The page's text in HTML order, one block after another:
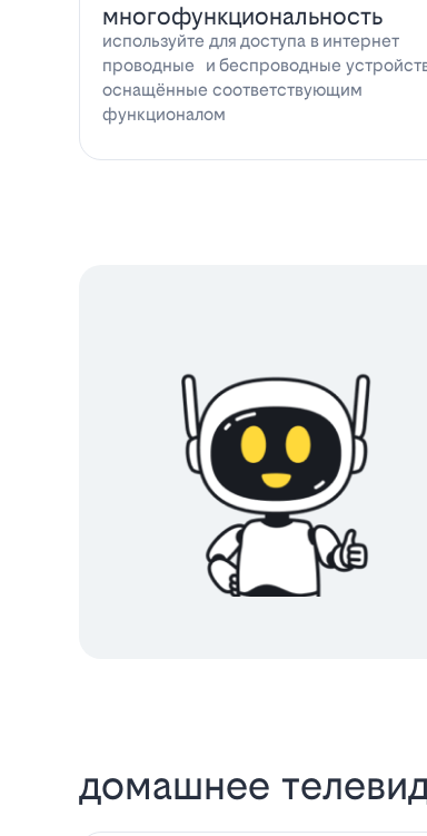
многофункциональность
используйте для доступа в интернет
проводные и беспроводные
оснащённые соответствующим
функционалом
домашнее